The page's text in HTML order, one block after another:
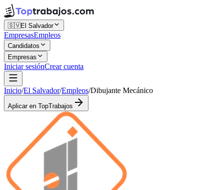
🇸🇻El Salvador
EmpresasEmpleos
Candidatos
Empresas
Iniciar sesiónCrear cuenta
Inicio/El Salvador/Empleos/Dibujante Mecánico
Aplicar en TopTrabajos